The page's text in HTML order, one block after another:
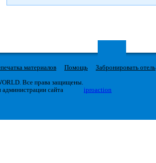
материалов Помощь
Забронировать отель
Все права защищены.
администрации сайта
iproaction